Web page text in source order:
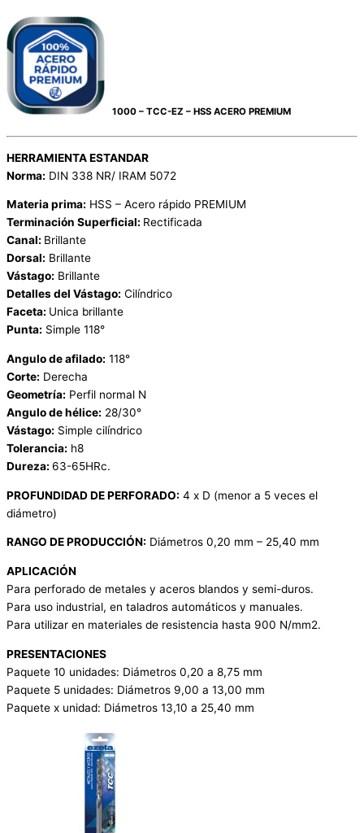
1000 – TCC-EZ – HSS ACERO PREMIUM
HERRAMIENTA ESTANDAR
Norma: DIN 338 NR/ IRAM 5072
Materia prima: HSS – Acero rápido PREMIUM
Terminación Superficial: Rectificada
Canal: Brillante
Dorsal: Brillante
Vástago: Brillante
Detalles del Vástago: Cilíndrico
Faceta: Unica brillante
Punta: Simple 118°
Angulo de afilado: 118°
Corte: Derecha
Geometría: Perfil normal N
Angulo de hélice: 28/30°
Vástago: Simple cilíndrico
Tolerancia: h8
Dureza: 63-65HRc.
PROFUNDIDAD DE PERFORADO: 4 x D (menor a 5 veces el
diámetro)
RANGO DE PRODUCCIÓN: Diámetros 0,20 mm – 25,40 mm
APLICACIÓN
Para perforado de metales y aceros blandos y semi-duros.
Para uso industrial, en taladros automáticos y manuales.
Para utilizar en materiales de resistencia hasta 900 N/mm2.
PRESENTACIONES
Paquete 10 unidades: Diámetros 0,20 a 8,75 mm
Paquete 5 unidades: Diámetros 9,00 a 13,00 mm
Paquete x unidad: Diámetros 13,10 a 25,40 mm